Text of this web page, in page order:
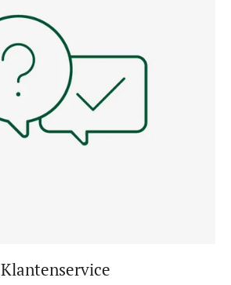
Klantenservice